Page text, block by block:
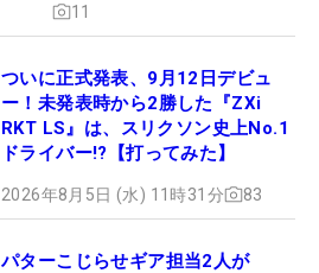
11
ついに正式発表、9月12日デビュ
ー！未発表時から2勝した『ZXi
RKT LS』は、スリクソン史上No.1
ドライバー!?【打ってみた】
2026年8月5日 (水) 11時31分 83
パターこじらせギア担当2人が